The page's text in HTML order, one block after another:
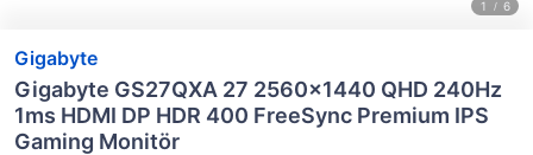
Gigabyte
Gigabyte GS27QXA 27 2560x1440 QHD 240Hz
1ms HDMI DP HDR 400 FreeSync Premium IPS
Gaming Monitör